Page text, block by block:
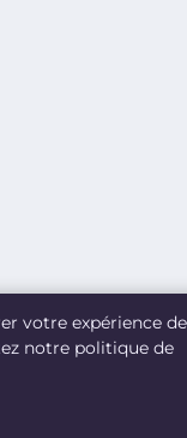
votre expérience de
notre politique de